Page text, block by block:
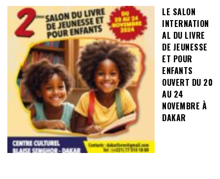
LE SALON
INTERNATION
AL DU LIVRE
DE JEUNESSE
ET POUR
ENFANTS
OUVERT DU 20
AU 24
NOVEMBRE À
DAKAR